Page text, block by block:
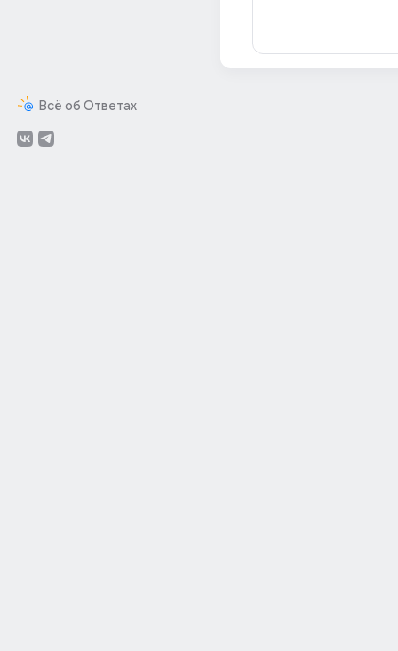
Всё об Ответах